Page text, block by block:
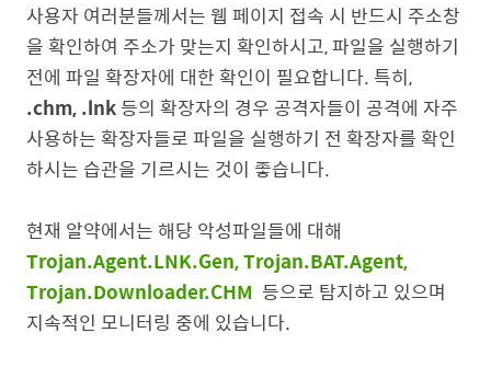
사용자 여러분들께서는 웹 페이지 접속 시 반드시 주소창
을 확인하여 주소가 맞는지 확인하시고, 파일을 실행하기
전에 파일 확장자에 대한 확인이 필요합니다. 특히,
.chm, .lnk등의 확장자의 경우 공격자들이 공격에 자주
사용하는 확장자들로 파일을 실행하기 전 확장자를 확인
하시는 습관을 기르시는 것이 좋습니다.
현재 알약에서는 해당 악성파일들에 대해
Trojan.Agent.LNK.Gen, Trojan.BAT.Agent,
Trojan.Downloader.CHM 등으로 탐지하고 있으며
지속적인 모니터링 중에 있습니다.